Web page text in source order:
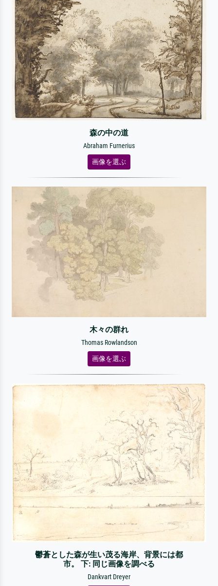
森の中の道
Abraham Furnerius
画像を選ぶ
木々の群れ
Thomas Rowlandson
画像を選ぶ
鬱蒼とした森が生い茂る海岸、背景には都
市。 下: 同じ画像を調べる
Dankvart Dreyer